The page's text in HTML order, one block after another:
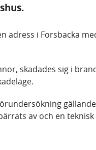
adress i Forsbacka
skadades sig i
av och en